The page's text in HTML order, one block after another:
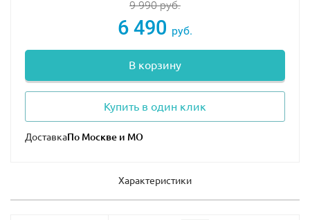
9 990руб.
6 490 руб.
В корзину
Купить в один клик
Доставка
Характеристики